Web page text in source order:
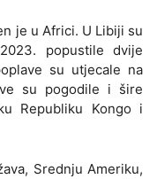
je u Africi. U Libiji su
popustile dvije
su utjecale na
su pogodile i šire
Republiku Kongo i
Srednju Ameriku,